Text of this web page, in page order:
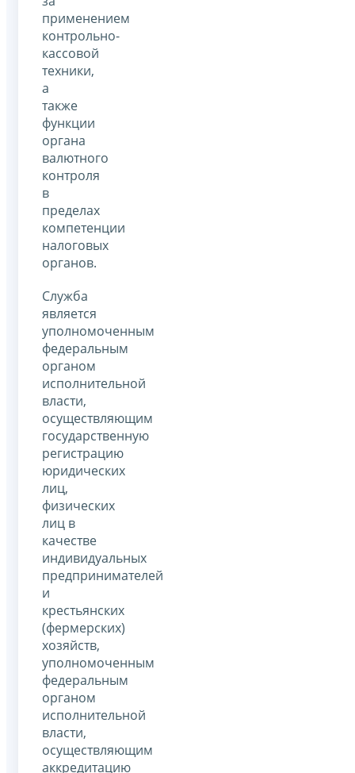
применением
контрольно-
кассовой
техники,
а
также
функции
органа
валютного
контроля
в
пределах
компетенции
налоговых
органов.
Служба
является
уполномоченным
федеральным
органом
исполнительной
власти,
осуществляющим
государственную
регистрацию
юридических
лиц,
физических
лиц в
качестве
индивидуальных
предпринимателей
и
крестьянских
(фермерских)
хозяйств,
уполномоченным
федеральным
органом
исполнительной
власти,
осуществляющим
аккредитацию